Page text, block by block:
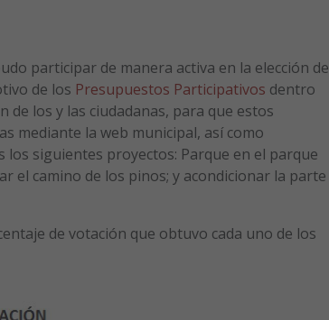
participar de manera activa en la elección de
de los Presupuestos Participativos dentro
los y las ciudadanas, para que estos
mediante la web municipal, así como
siguientes proyectos: Parque en el parque
el camino de los pinos; y acondicionar la parte
de votación que obtuvo cada uno de los